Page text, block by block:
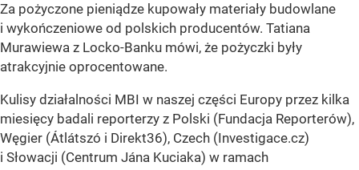
Za pożyczone pieniądze kupowały materiały budowlane
i wykończeniowe od polskich producentów. Tatiana
Murawiewa z Locko-Banku mówi, że pożyczki były
atrakcyjnie oprocentowane.
Kulisy działalności MBI w naszej części Europy przez kilka
miesięcy badali reporterzy z Polski (Fundacja Reporterów),
Węgier (Átlátszó i Direkt36), Czech (Investigace.cz)
i Słowacji (Centrum Jána Kuciaka) w ramach